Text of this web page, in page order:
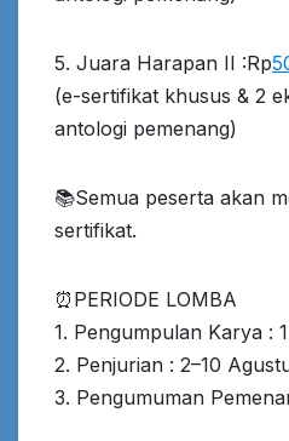
5. Juara Harapan II :Rp
(e-sertifikat khusus & 2
antologi pemenang)
📚Semua peserta akan
sertifikat.
⏰PERIODE LOMBA
1. Pengumpulan Karya :
2. Penjurian : 2–10
3. Pengumuman